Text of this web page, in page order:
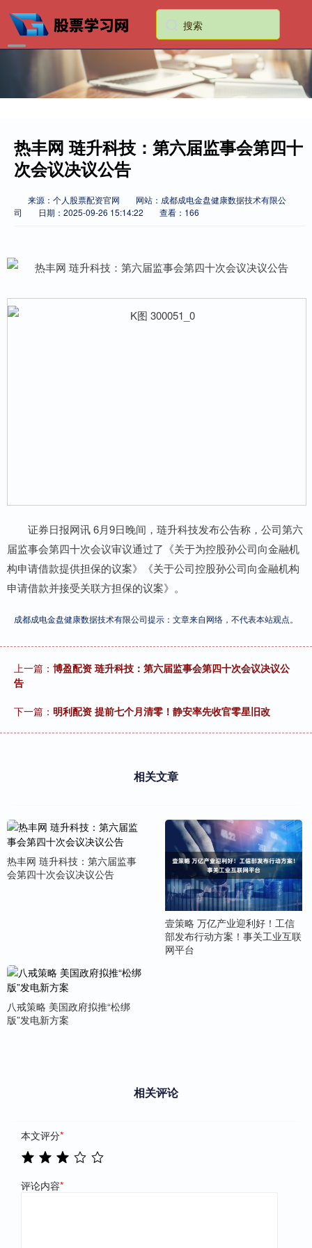
热丰网 琏升科技：第六届监事会第四十
次会议决议公告
来源：个人股票配资官网
网站：成都成电金盘健康数据技术有限公
司
日期：2025-09-26 15:14:22 查看：166
证券日报网讯 6月9日晚间，琏升科技发布公告称，公司第六
届监事会第四十次会议审议通过了《关于为控股孙公司向金融机
构申请借款提供担保的议案》《关于公司控股孙公司向金融机构
申请借款并接受关联方担保的议案》。
成都成电金盘健康数据技术有限公司提示：文章来自网络，不代表本站观点。
上一篇： 博盈配资 琏升科技：第六届监事会第四十次会议决议公
告
下一篇： 明利配资 提前七个月清零！静安率先收官零星旧改
相关文章
热丰网 琏升科技：第六届监事
会第四十次会议决议公告
壹策略 万亿产业迎利好！工信
部发布行动方案！事关工业互联
网平台
八戒策略 美国政府拟推“松绑
版”发电新方案
相关评论
本文评分*
评论内容*